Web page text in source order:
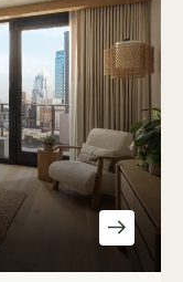
CITY STUDIO SUITE